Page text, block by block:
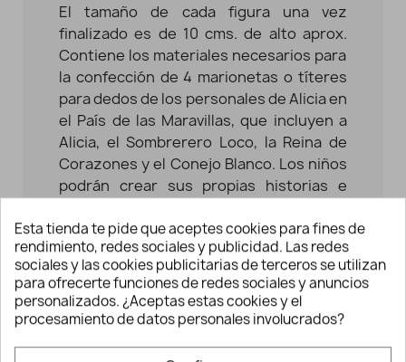
El tamaño de cada figura una vez
finalizado es de 10 cms. de alto aprox.
Contiene los materiales necesarios para
la confección de 4 marionetas o títeres
para dedos de los personales de Alicia en
el País de las Maravillas, que incluyen a
Alicia, el Sombrerero Loco, la Reina de
Corazones y el Conejo Blanco. Los niños
podrán crear sus propias historias e
con cartones u otros materiales.
El kit incluye:
- 4 ovillos 50 gr. + 4 20 gr. Creativa Fino
Anchor 100% algodón, con Certificado
Oeko-Tex® Standard 100.
Esta tienda te pide que aceptes cookies para fines de
rendimiento, redes sociales y publicidad. Las redes
sociales y las cookies publicitarias de terceros se utilizan
para ofrecerte funciones de redes sociales y anuncios
personalizados. ¿Aceptas estas cookies y el
procesamiento de datos personales involucrados?